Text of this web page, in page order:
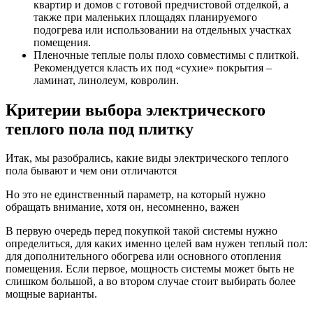
квартир и домов с готовой предчистовой отделкой, а
также при маленьких площадях планируемого
подогрева или использовании на отдельных участках
помещения.
Пленочные теплые полы плохо совместимы с плиткой.
Рекомендуется класть их под «сухие» покрытия –
ламинат, линолеум, ковролин.
Критерии выбора электрического
теплого пола под плитку
Итак, мы разобрались, какие виды электрического теплого
пола бывают и чем они отличаются
Но это не единственный параметр, на который нужно
обращать внимание, хотя он, несомненно, важен
В первую очередь перед покупкой такой системы нужно
определиться, для каких именно целей вам нужен теплый пол:
для дополнительного обогрева или основного отопления
помещения. Если первое, мощность системы может быть не
слишком большой, а во втором случае стоит выбирать более
мощные варианты.